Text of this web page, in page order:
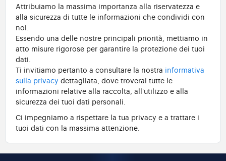
Attribuiamo la massima importanza alla riservatezza e
alla sicurezza di tutte le informazioni che condividi con
noi.
Essendo una delle nostre principali priorità, mettiamo in
atto misure rigorose per garantire la protezione dei tuoi
dati.
Ti invitiamo pertanto a consultare la nostra informativa
sulla privacy dettagliata, dove troverai tutte le
informazioni relative alla raccolta, all'utilizzo e alla
sicurezza dei tuoi dati personali.
Ci impegniamo a rispettare la tua privacy e a trattare i
tuoi dati con la massima attenzione.